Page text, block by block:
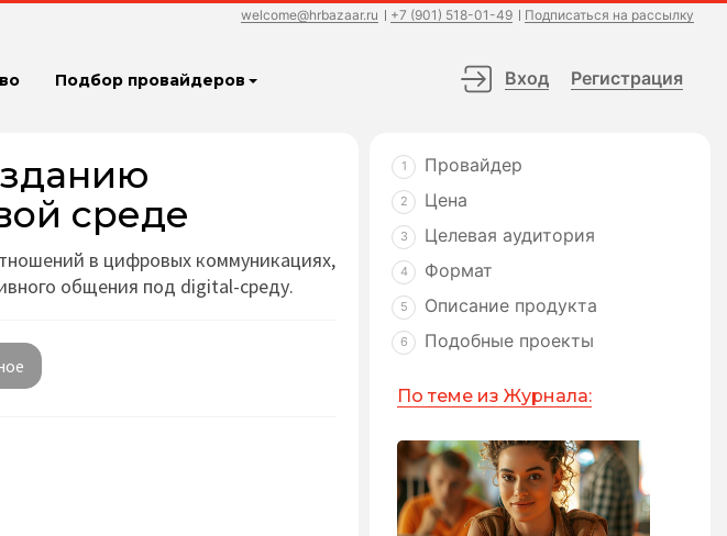
welcome@hrbazaar.ru +7 (901) 518-01-49 Подписаться на рассылку
Подбор провайдеров Вход Регистрация
среде
в цифровых коммуникациях,
общения под digital-среду.
1 Провайдер
2 Цена
3 Целевая аудитория
4 Формат
5 Описание продукта
6 Подобные проекты
По теме из Журнала: